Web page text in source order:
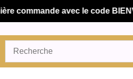
avec le code